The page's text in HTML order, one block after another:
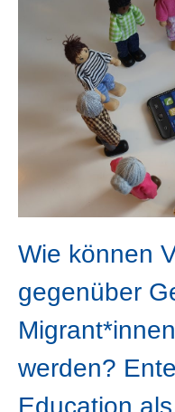
Wie können
gegenüber
werden?
Education als